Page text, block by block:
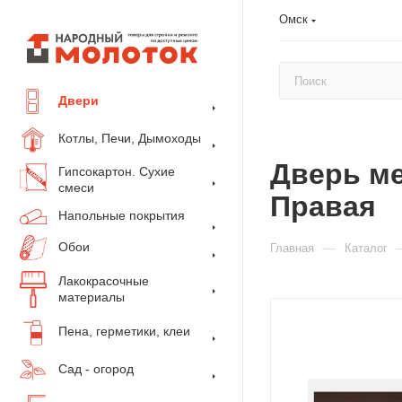
Омск
Двери
Котлы, Печи, Дымоходы
Гипсокартон. Сухие
смеси
Напольные покрытия
Обои
Лакокрасочные
материалы
Пена, герметики, клеи
Сад - огород
Дверь
Правая
Главная — Каталог